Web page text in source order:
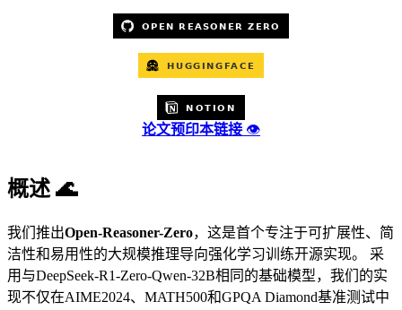
论文预印本链接 👁️
概述 🌊
我们推出Open-Reasoner-Zero，这是首个专注于可扩展性、简
洁性和易用性的大规模推理导向强化学习训练开源实现。 采
用与DeepSeek-R1-Zero-Qwen-32B相同的基础模型，我们的实
现不仅在AIME2024、MATH500和GPQA Diamond基准测试中